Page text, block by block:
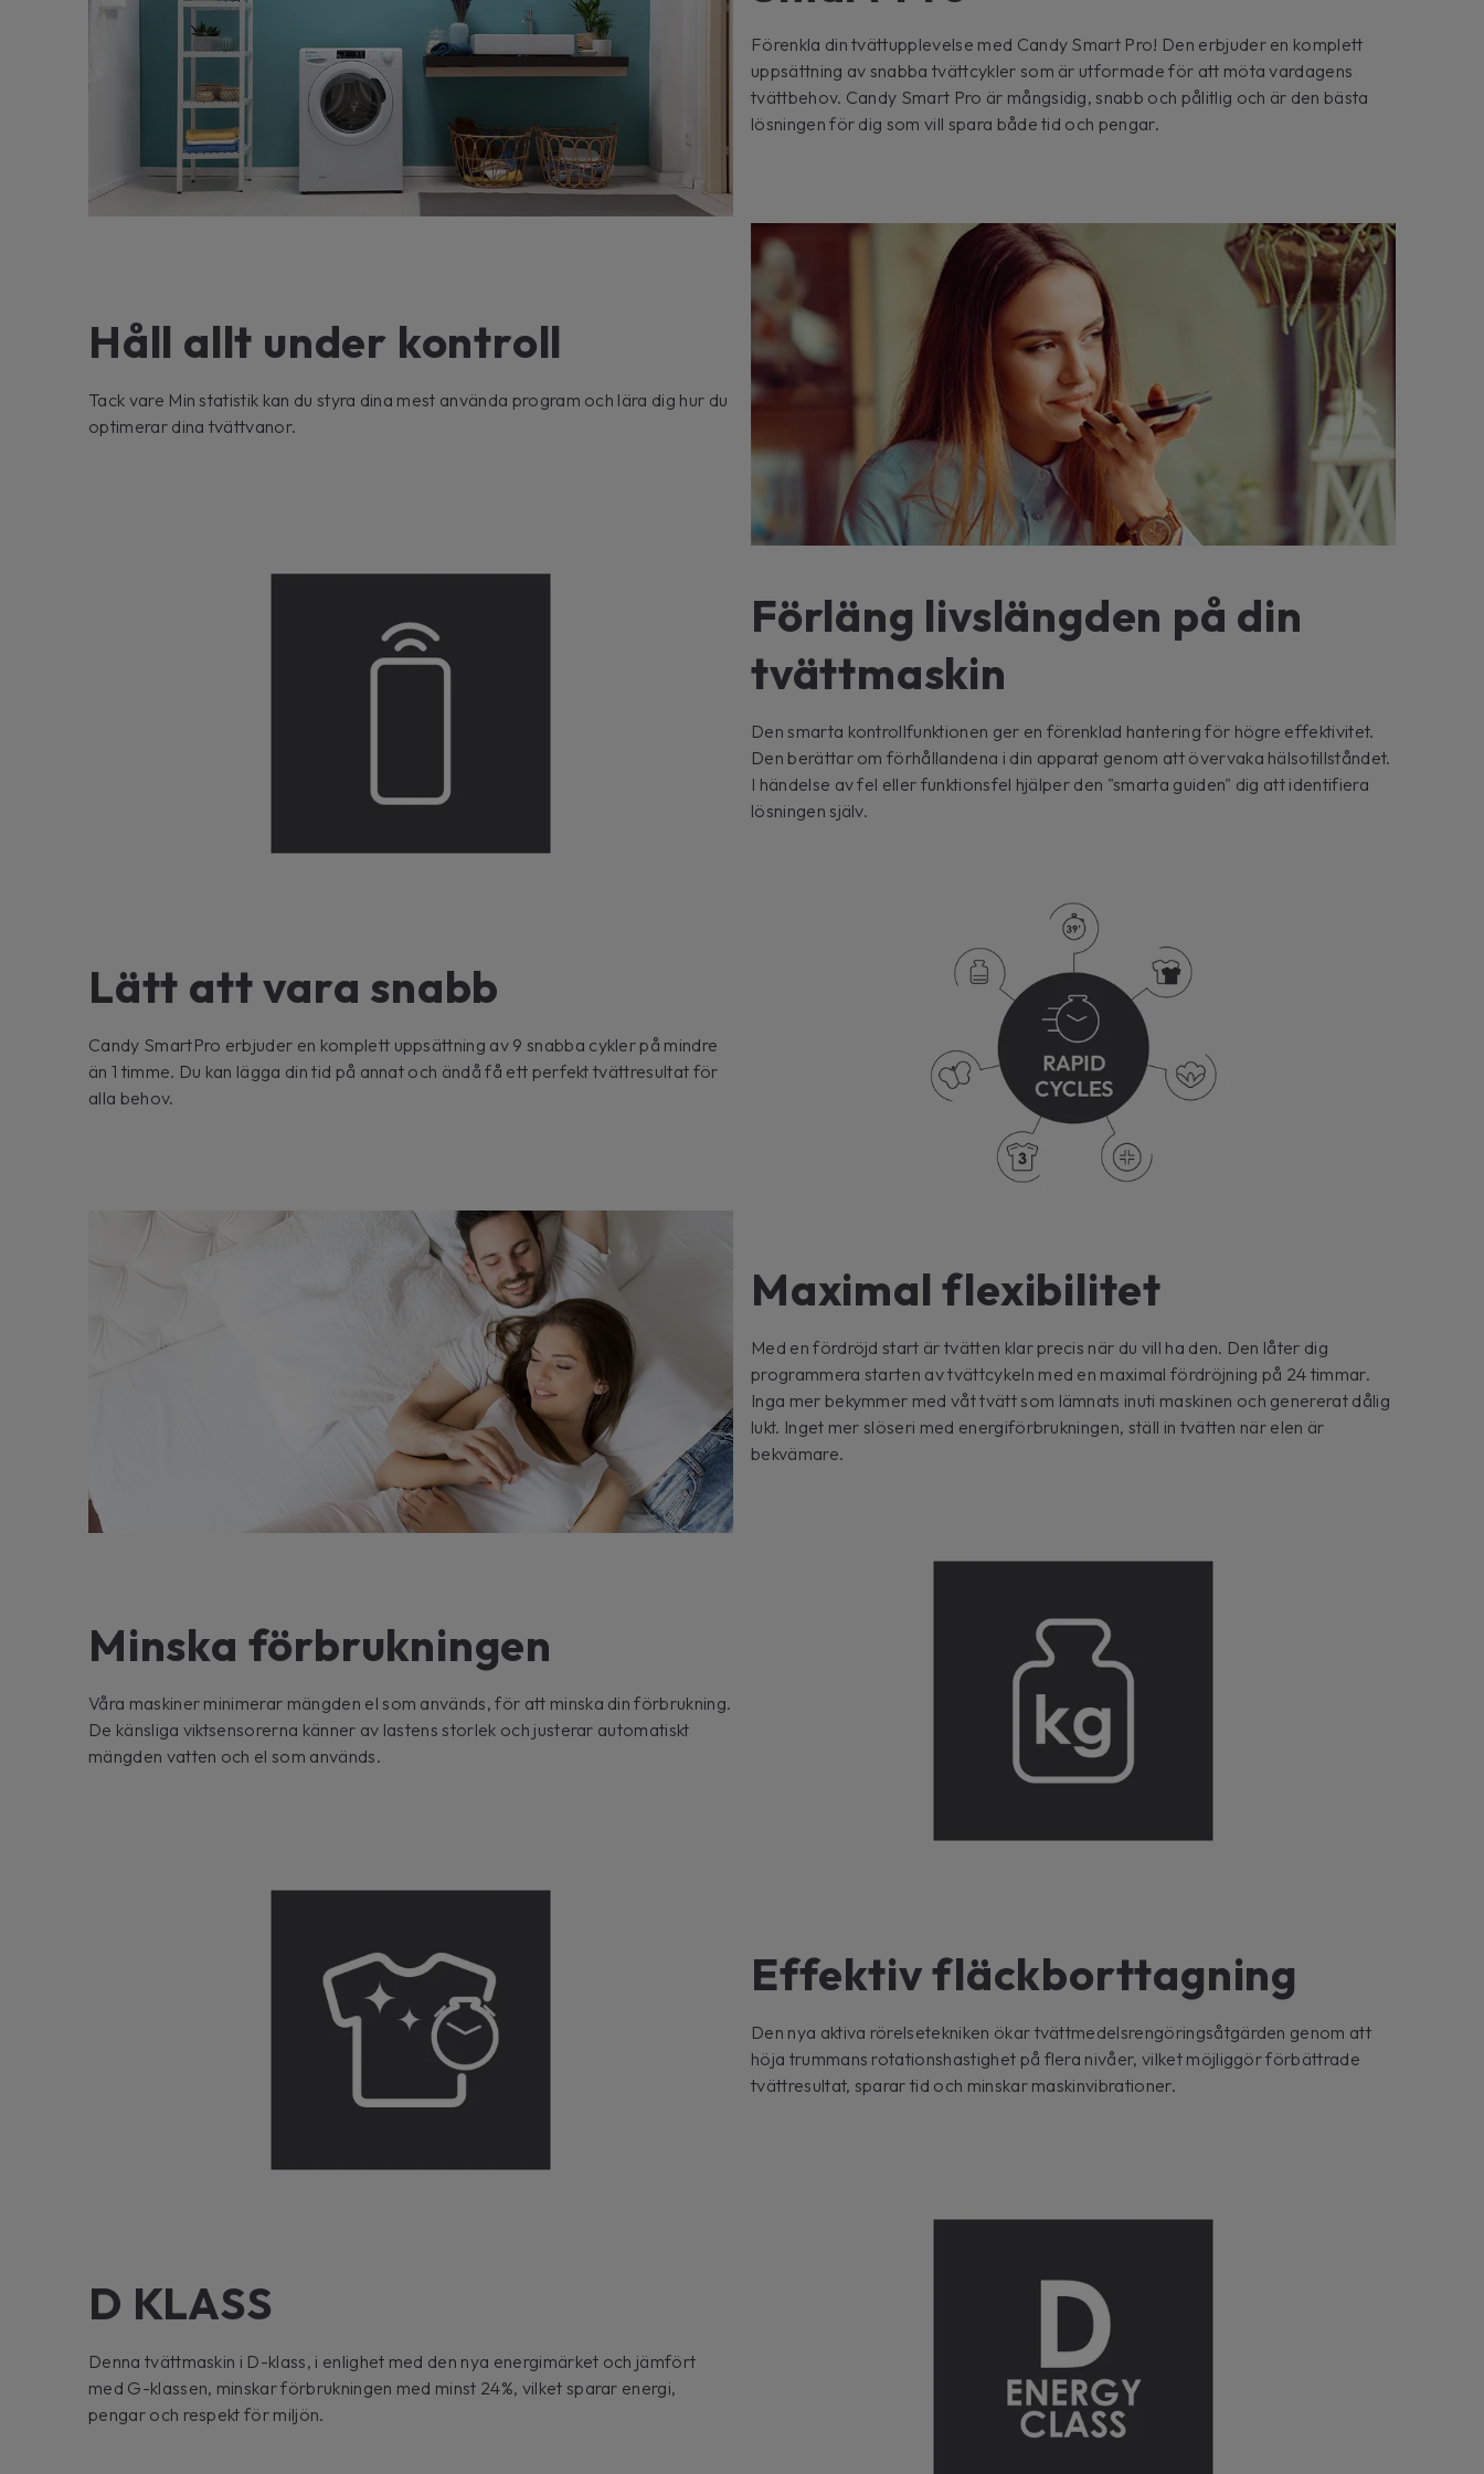
Förenkla din tvättupplevelse med Candy Smart Pro! Den erbjuder en komplett
uppsättning av snabba tvättcykler som är utformade för att möta vardagens
tvättbehov. Candy Smart Pro är mångsidig, snabb och pålitlig och är den bästa
lösningen för dig som vill spara både tid och pengar.
Håll allt under kontroll
Tack vare Min statistik kan du styra dina mest använda program och lära dig hur du
optimerar dina tvättvanor.
Förläng livslängden på din
tvättmaskin
Den smarta kontrollfunktionen ger en förenklad hantering för högre effektivitet.
Den berättar om förhållandena i din apparat genom att övervaka hälsotillståndet.
I händelse av fel eller funktionsfel hjälper den "smarta guiden" dig att identifiera
lösningen själv.
Lätt att vara snabb
Candy SmartPro erbjuder en komplett uppsättning av 9 snabba cykler på mindre
än 1 timme. Du kan lägga din tid på annat och ändå få ett perfekt tvättresultat för
alla behov.
Maximal flexibilitet
Med en fördröjd start är tvätten klar precis när du vill ha den. Den låter dig
programmera starten av tvättcykeln med en maximal fördröjning på 24 timmar.
Inga mer bekymmer med våt tvätt som lämnats inuti maskinen och genererat dålig
lukt. Inget mer slöseri med energiförbrukningen, ställ in tvätten när elen är
bekvämare.
Minska förbrukningen
Våra maskiner minimerar mängden el som används, för att minska din förbrukning.
De känsliga viktsensorerna känner av lastens storlek och justerar automatiskt
mängden vatten och el som används.
Effektiv fläckborttagning
Den nya aktiva rörelsetekniken ökar tvättmedelsrengöringsåtgärden genom att
höja trummans rotationshastighet på flera nivåer, vilket möjliggör förbättrade
tvättresultat, sparar tid och minskar maskinvibrationer.
D KLASS
Denna tvättmaskin i D-klass, i enlighet med den nya energimärket och jämfört
med G-klassen, minskar förbrukningen med minst 24%, vilket sparar energi,
pengar och respekt för miljön.